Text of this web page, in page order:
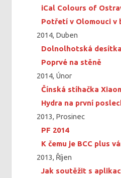
iCal Colours of
Potřetí v Olomouci v
2014, Duben
Dolnolhotská
Poprvé na stěně
2014, Únor
Čínská stíhačka
Hydra na první
2013, Prosinec
PF 2014
K čemu je BCC plus
2013, Říjen
Jak soutěžit s